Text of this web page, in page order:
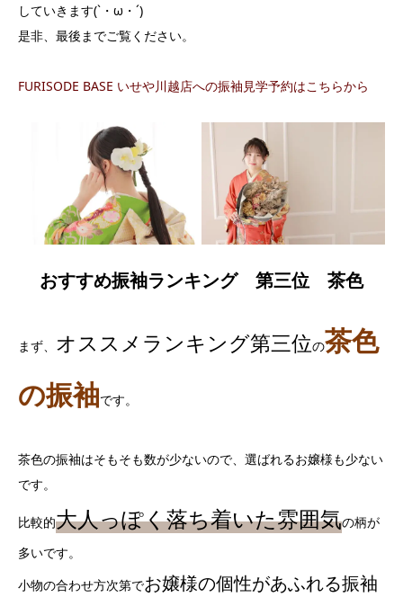
していきます(`・ω・´)
是非、最後までご覧ください。
FURISODE BASE いせや川越店への振袖見学予約はこちらから
おすすめ振袖ランキング 第三位 茶色
まず、 オススメランキング第三位の茶色
の振袖です。
茶色の振袖はそもそも数が少ないので、選ばれるお嬢様も少ない
です。
比較的大人っぽく落ち着いた雰囲気の柄が
多いです。
小物の合わせ方次第でお嬢様の個性があふれる振袖